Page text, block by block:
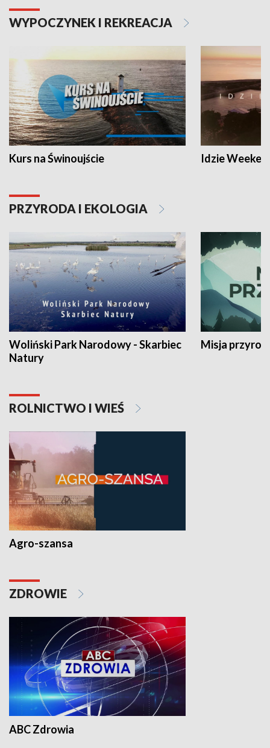
WYPOCZYNEK I REKREACJA
Kurs na Świnoujście Idzie
PRZYRODA I EKOLOGIA
Woliński Park Narodowy - Skarbiec
Natury
Misja
ROLNICTWO I WIEŚ
Agro-szansa
ZDROWIE
ABC Zdrowia